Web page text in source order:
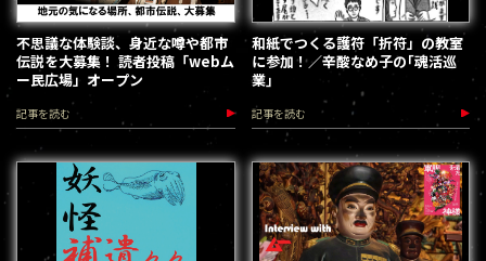
不思議な体験談、身近な噂や都市
伝説を大募集！ 読者投稿「webム
ー民広場」オープン
記事を読む
和紙でつくる護符「折符」の教室
に参加！／辛酸なめ子の｢魂活巡
業｣
記事を読む